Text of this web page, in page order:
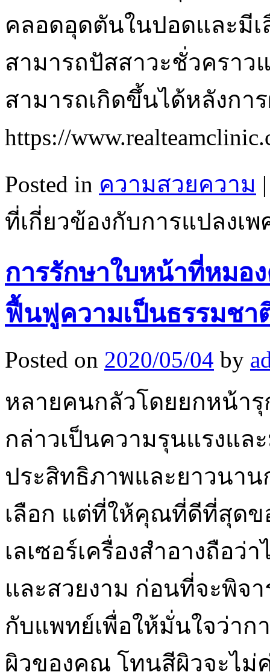
คลอดอุดตันในปอดและมีเ
สามารถปัสสาวะชั่วคราว
สามารถเกิดขึ้นได้หลังกา
https://
Posted in ความสวยความ |
ที่เกี่ยวข้องกับการแปลงเ
การรักษาใบหน้าที่หมอ
ฟื้นฟูความเป็นธรรมชา
Posted on 2020/05/04 by
หลายคนกลัวโดยยกหน้ารุ
กล่าวเป็นความรุนแรงแล
ประสิทธิภาพและยาวนา
เลือก แต่ที่ให้คุณที่ดีที่สุดข
เลเซอร์เครื่องสำอางถือ
และสวยงาม ก่อนที่จะพิจ
กับแพทย์เพื่อให้มั่นใจว่าก
ผิวของคุณ โทนสีผิวจะไม่